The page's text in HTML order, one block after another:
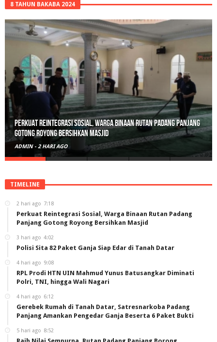
8 TAHUN BAKABA 2024
Polisi Sita 82 Paket Ganja Siap Edar di Tanah Datar
ADMIN - 3 HARI AGO
TIMELINE
2 hari ago 7:18
Perkuat Reintegrasi Sosial, Warga Binaan Rutan Padang
Panjang Gotong Royong Bersihkan Masjid
3 hari ago 4:02
Polisi Sita 82 Paket Ganja Siap Edar di Tanah Datar
4 hari ago 9:08
RPL Prodi HTN UIN Mahmud Yunus Batusangkar Diminati
Polri, TNI, hingga Wali Nagari
4 hari ago 6:12
Gerebek Rumah di Tanah Datar, Satresnarkoba Padang
Panjang Amankan Pengedar Ganja Beserta 6 Paket Bukti
5 hari ago 8:52